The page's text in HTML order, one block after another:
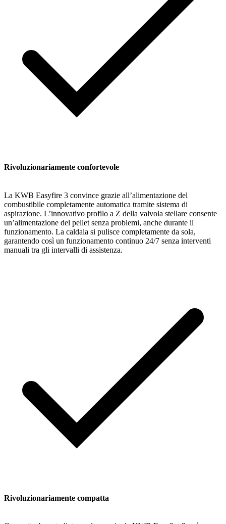
Rivoluzionariamente confortevole
La KWB Easyfire 3 convince grazie all’alimentazione del
combustibile completamente automatica tramite sistema di
aspirazione. L’innovativo profilo a Z della valvola stellare consente
un’alimentazione del pellet senza problemi, anche durante il
funzionamento. La caldaia si pulisce completamente da sola,
garantendo così un funzionamento continuo 24/7 senza interventi
manuali tra gli intervalli di assistenza.
Rivoluzionariamente compatta